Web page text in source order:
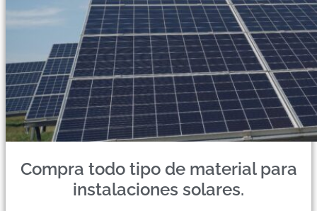
Compra todo tipo de material para
instalaciones solares.